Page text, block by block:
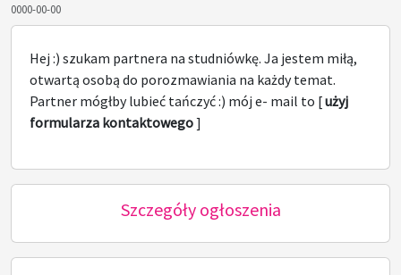
0000-00-00
Hej :) szukam partnera na studniówkę. Ja jestem miłą,
otwartą osobą do porozmawiania na każdy temat.
Partner mógłby lubieć tańczyć :) mój e- mail to [użyj
formularza kontaktowego]
Szczegóły ogłoszenia